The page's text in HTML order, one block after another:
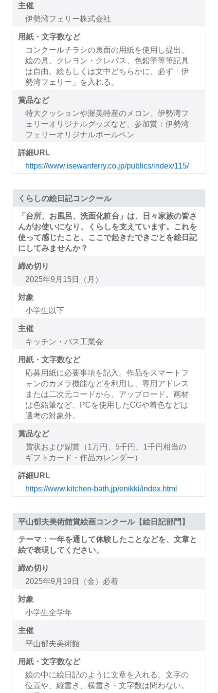
主催
伊勢湾フェリー株式会社
用紙・文字数など
コンクールチラシの裏面の用紙を使用し提出。
絵の具、クレヨン・クレパス、色鉛筆等筆記具
は自由。絵もしくは文中どちらかに、必ず「伊
勢湾フェリー」を入れる。
賞品など
特大クッションや渥美特産のメロン、伊勢湾フ
ェリーオリジナルグッズなど、参加賞：伊勢湾
フェリーオリジナルボールペン
詳細URL
https://www.isewanferry.co.jp/publics/index/115/
くらしの絵日記コンクール
「台所、お風呂、洗面化粧台」は、日々家族の皆さ
んがお使いになり、くらしを支えています。これを
使って感じたこと、ここで起きたできごとを絵日記
にしてみませんか？
締め切り
2025年9月15日（月）
対象
小学生以下
主催
キッチン・バス工業会
用紙・文字数など
応募用紙に必要事項を記入。作品をスマートフ
ォンのカメラ機能などを利用し、専用アドレス
または二次元コードから、アップロード。画材
は色鉛筆など、PCを使用したCGや着色などは
選考の対象外。
賞品など
賞状および副賞（1万円、5千円、1千円相当の
ギフトカード・作品カレンダー）
詳細URL
https://www.kitchen-bath.jp/enikki/index.html
平山郁夫美術館賞絵画コンクール【絵日記部門】
テーマ：一年を通して体験したことなどを、文章と
絵で表現してください。
締め切り
2025年9月19日（金）必着
対象
小学生全学年
主催
平山郁夫美術館
用紙・文字数など
絵の中に絵日記のように文章を入れる。文字の
位置や、縦書き、横書き・文字数は問わない。